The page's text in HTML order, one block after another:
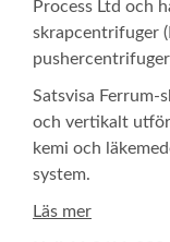
Process Ltd och
skrapcentrifuger
Satsvisa
och vertikalt
kemi och
system.
Läs mer